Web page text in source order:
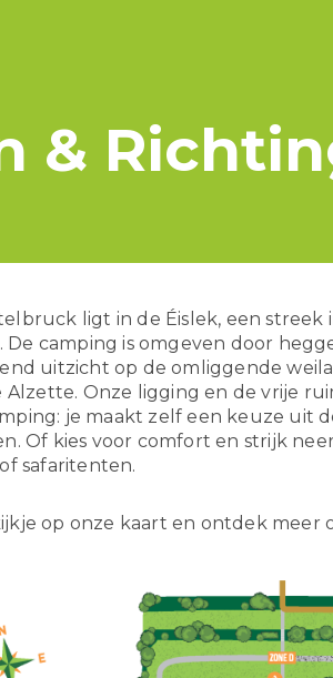
&
ligt in de Éislek, een streek
De camping is omgeven door
uitzicht op de omliggende
Alzette. Onze ligging en de vrije
je maakt zelf een keuze uit
Of kies voor comfort en strijk
safaritenten.
op onze kaart en ontdek meer